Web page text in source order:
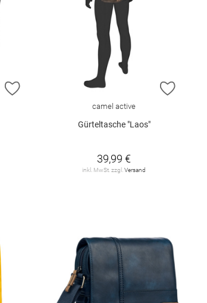
ZUR WUNSCHLISTE HINZUFÜGEN ZUR
camel active
Gürteltasche "Laos"
39,99 €
inkl. MwSt. zzgl.Versand